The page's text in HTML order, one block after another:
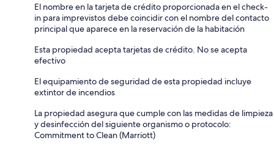
El nombre en la tarjeta de crédito proporcionada en el check-
in para imprevistos debe coincidir con el nombre del contacto
principal que aparece en la reservación de la habitación
Esta propiedad acepta tarjetas de crédito. No se acepta
efectivo
El equipamiento de seguridad de esta propiedad incluye
extintor de incendios
La propiedad asegura que cumple con las medidas de limpieza
y desinfección del siguiente organismo o protocolo:
Commitment to Clean (Marriott)